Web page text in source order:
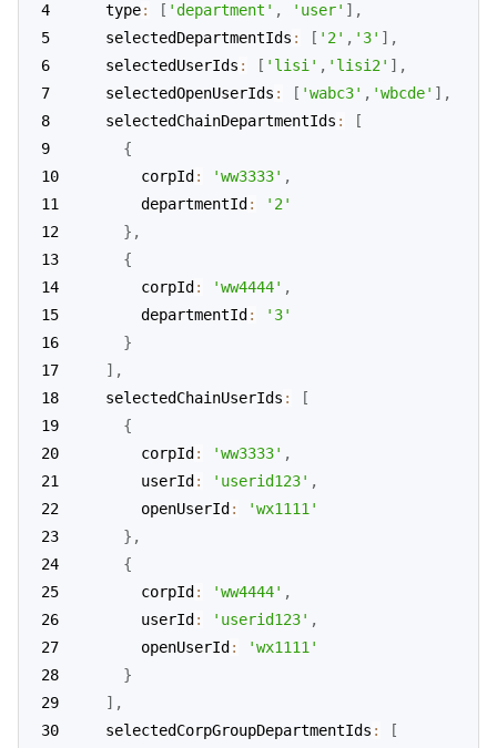
  type
: [ 'department' , 'user' ] ,
  selectedDepartmentIds
: [ '2' , '3' ] ,
  selectedUserIds
: [ 'lisi' , 'lisi2' ] ,
  selectedOpenUserIds
: [ 'wabc3' , 'wbcde' ] ,
  selectedChainDepartmentIds
:
[
{
      corpId
: 'ww3333' ,
      departmentId
:
'2'
} ,
{
      corpId
: 'ww4444' ,
      departmentId
:
'3'
}
] ,
  selectedChainUserIds
:
[
{
      corpId
: 'ww3333' ,
      userId
: 'userid123' ,
      openUserId
:
'wx1111'
} ,
{
      corpId
: 'ww4444' ,
      userId
: 'userid123' ,
      openUserId
:
'wx1111'
}
] ,
  selectedCorpGroupDepartmentIds
:
[